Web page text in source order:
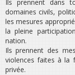
Ils prennent dans
domaines civils,
les mesures
la pleine
nation.
Ils prennent des
violences faites à la
privée.